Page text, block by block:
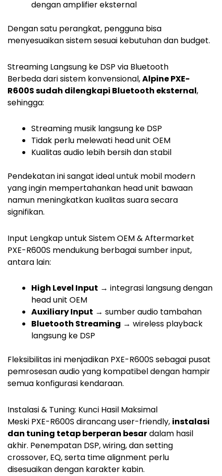
dengan amplifier eksternal
Dengan satu perangkat, pengguna bisa
menyesuaikan sistem sesuai kebutuhan dan budget.
Streaming Langsung ke DSP via Bluetooth
Berbeda dari sistem konvensional,Alpine PXE-
R600S sudah dilengkapi Bluetooth eksternal,
sehingga:
Streaming musik langsung ke DSP
Tidak perlu melewati head unit OEM
Kualitas audio lebih bersih dan stabil
Pendekatan ini sangat ideal untuk mobil modern
yang ingin mempertahankan head unit bawaan
namun meningkatkan kualitas suara secara
signifikan.
Input Lengkap untuk Sistem OEM & Aftermarket
PXE-R600S mendukung berbagai sumber input,
antara lain:
High Level Input → integrasi langsung dengan
head unit OEM
Auxiliary Input → sumber audio tambahan
Bluetooth Streaming → wireless playback
langsung ke DSP
Fleksibilitas ini menjadikan PXE-R600S sebagai pusat
pemrosesan audio yang kompatibel dengan hampir
semua konfigurasi kendaraan.
Instalasi & Tuning: Kunci Hasil Maksimal
Meski PXE-R600S dirancang user-friendly, instalasi
dan tuning tetap berperan besardalam hasil
akhir. Penempatan DSP, wiring, dan setting
crossover, EQ, serta time alignment perlu
disesuaikan dengan karakter kabin.